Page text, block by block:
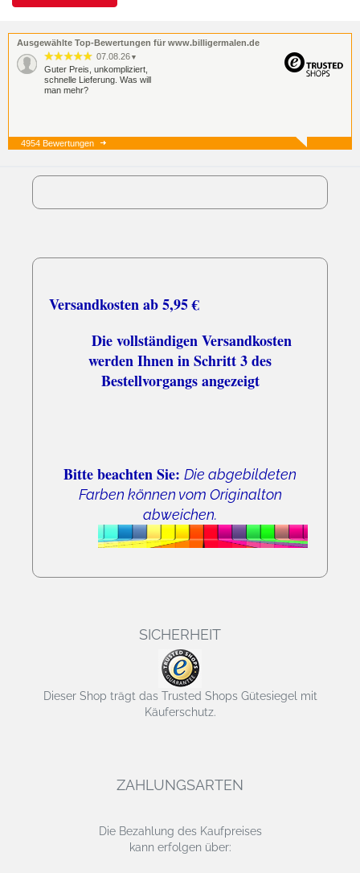
Ausgewählte Top-Bewertungen für www.billigermalen.de
07.08.26 ▼
Guter Preis, unkompliziert,
schnelle Lieferung. Was will
man mehr?
07.08.26 ▼
4954 Bewertungen
Versandkosten ab 5,95 €
Die vollständigen Versandkosten
werden Ihnen in Schritt 3 des
Bestellvorgangs angezeigt
Bitte beachten Sie: Die abgebildeten
Farben können vom Originalton
abweichen.
SICHERHEIT
Dieser Shop trägt das Trusted Shops Gütesiegel mit
Käuferschutz.
ZAHLUNGSARTEN
Die Bezahlung des Kaufpreises
kann erfolgen über: